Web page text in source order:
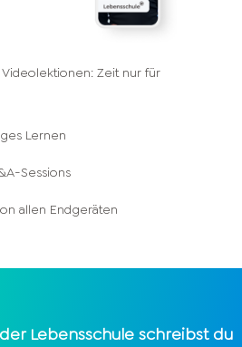
Zeit nur für
Lernen
Sessions
allen Endgeräten
Lebensschule schreibst du